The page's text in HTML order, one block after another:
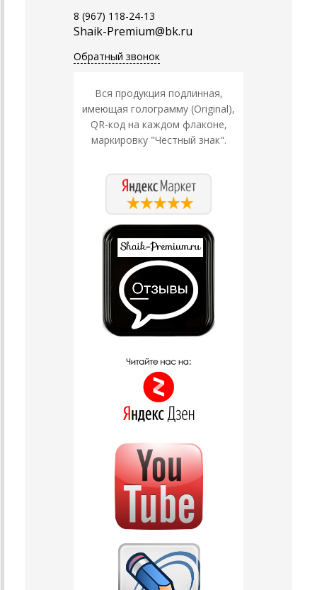
8 (967) 118-24-13
Shaik-Premium@bk.ru
Обратный звонок
Вся продукция подлинная,
имеющая голограмму (Original),
QR-код на каждом флаконе,
маркировку "Честный знак".